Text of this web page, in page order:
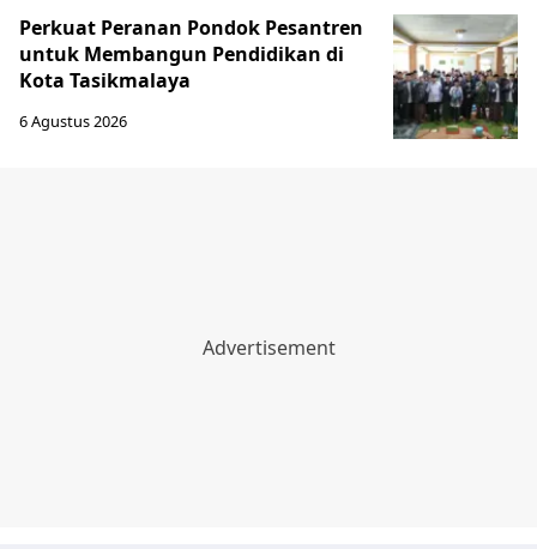
Perkuat Peranan Pondok Pesantren
untuk Membangun Pendidikan di
Kota Tasikmalaya ‎
6 Agustus 2026